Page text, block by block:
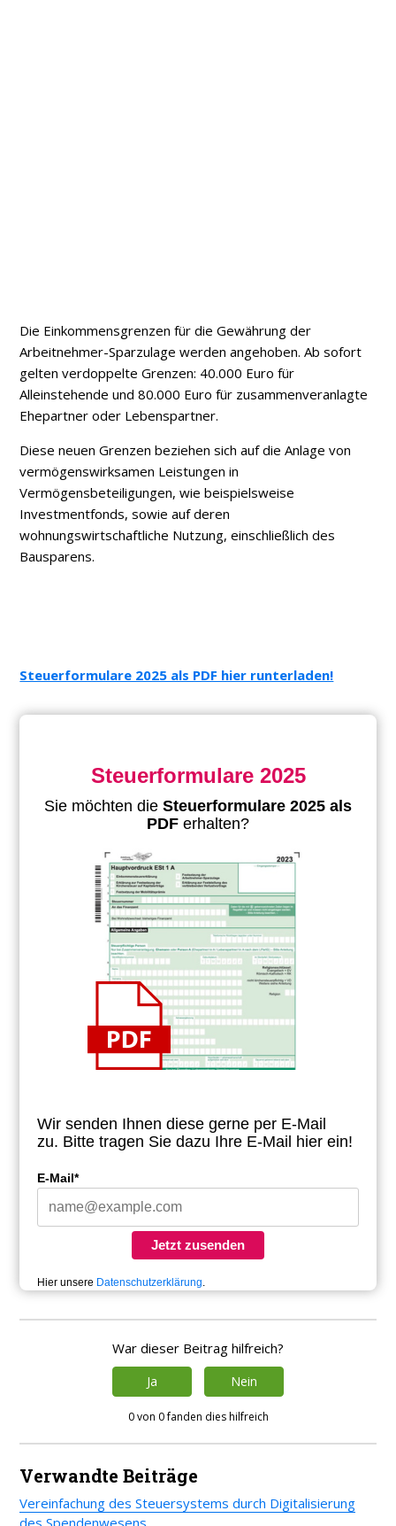
Die Einkommensgrenzen für die Gewährung der
Arbeitnehmer-Sparzulage werden angehoben. Ab sofort
gelten verdoppelte Grenzen: 40.000 Euro für
Alleinstehende und 80.000 Euro für zusammenveranlagte
Ehepartner oder Lebenspartner.
Diese neuen Grenzen beziehen sich auf die Anlage von
vermögenswirksamen Leistungen in
Vermögensbeteiligungen, wie beispielsweise
Investmentfonds, sowie auf deren
wohnungswirtschaftliche Nutzung, einschließlich des
Bausparens.
Steuerformulare 2025 als PDF hier runterladen!
Steuerformulare 2025
Sie möchten die Steuerformulare 2025 als
PDF erhalten?
Wir senden Ihnen diese gerne per E-Mail
zu. Bitte tragen Sie dazu Ihre E-Mail hier ein!
E-Mail*
Jetzt zusenden
Hier unsere Datenschutzerklärung.
War dieser Beitrag hilfreich?
Ja Nein
0 von 0 fanden dies hilfreich
Verwandte Beiträge
Vereinfachung des Steuersystems durch Digitalisierung